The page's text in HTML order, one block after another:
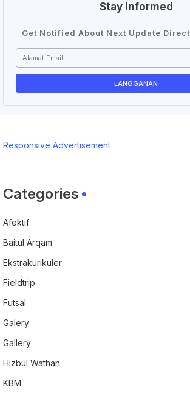
Stay Informed
Get Notified About Next Update
Responsive Advertisement
Categories
Afektif
Baitul Arqam
Ekstrakurikuler
Fieldtrip
Futsal
Galery
Gallery
Hizbul Wathan
KBM